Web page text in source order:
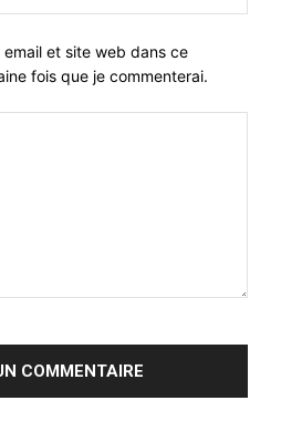
:
email et site web dans ce
fois que je commenterai.